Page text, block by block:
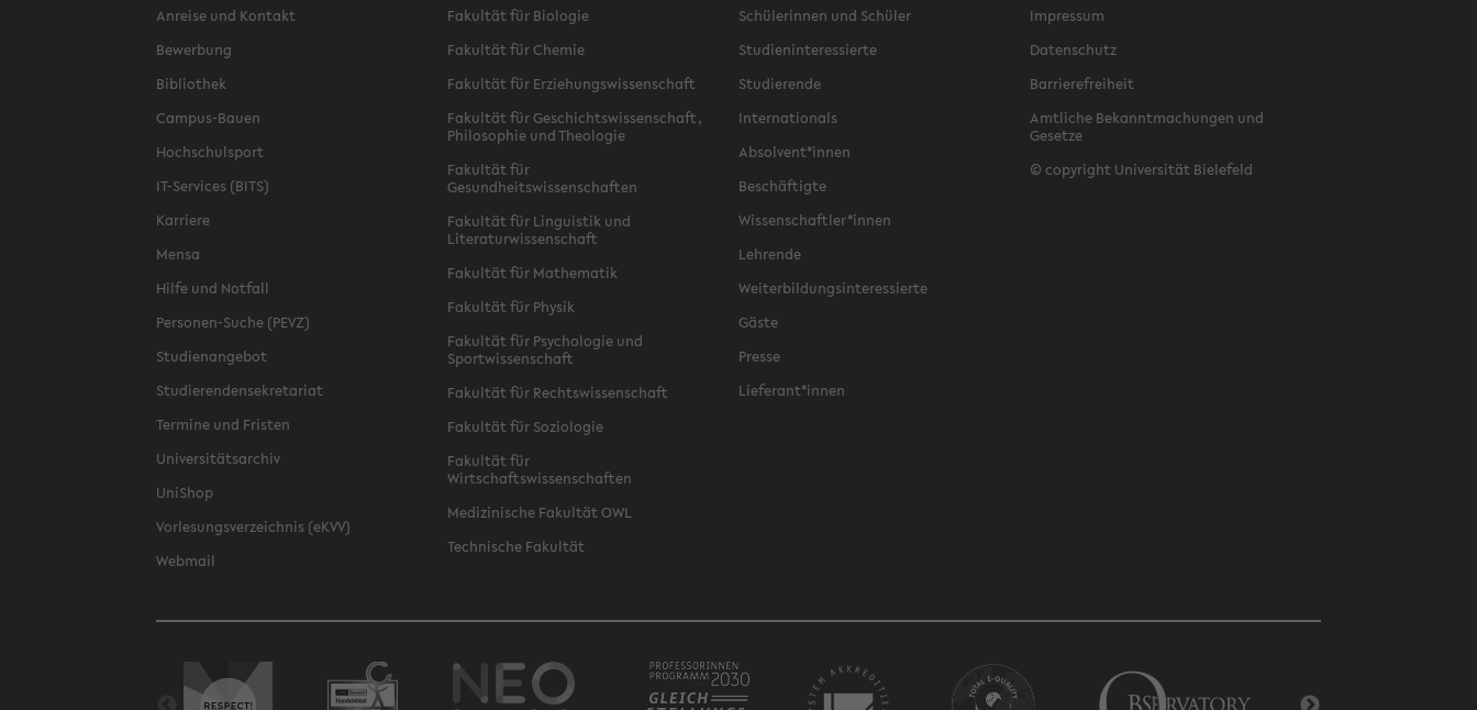
Anreise und Kontakt
Bewerbung
Bibliothek
Campus-Bauen
Hochschulsport
IT-Services (BITS)
Karriere
Mensa
Hilfe und Notfall
Personen-Suche (PEVZ)
Studienangebot
Studierendensekretariat
Termine und Fristen
Universitätsarchiv
UniShop
Vorlesungsverzeichnis (eKVV)
Webmail
Fakultät für Biologie
Fakultät für Chemie
Fakultät für Erziehungswissenschaft
Fakultät für Geschichtswissenschaft,
Philosophie und Theologie
Fakultät für
Gesundheitswissenschaften
Fakultät für Linguistik und
Literaturwissenschaft
Fakultät für Mathematik
Fakultät für Physik
Fakultät für Psychologie und
Sportwissenschaft
Fakultät für Rechtswissenschaft
Fakultät für Soziologie
Fakultät für
Wirtschaftswissenschaften
Medizinische Fakultät OWL
Technische Fakultät
Schülerinnen und Schüler
Studieninteressierte
Studierende
Internationals
Absolvent*innen
Beschäftigte
Wissenschaftler*innen
Lehrende
Weiterbildungsinteressierte
Gäste
Presse
Lieferant*innen
Impressum
Datenschutz
Barrierefreiheit
Amtliche Bekanntmachungen und
Gesetze
© copyright Universität Bielefeld